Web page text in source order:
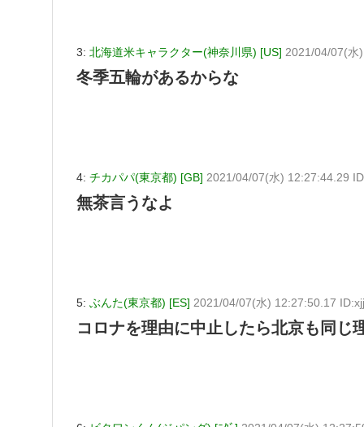
3: 北海道米キャラクター(神奈川県) [US] 2021/04/07(水
冬季五輪があるからな
4: チカパパ(東京都) [GB] 2021/04/07(水) 12:27:44.29
無茶言うなよ
5: ぶんた(東京都) [ES] 2021/04/07(水) 12:27:50.17
コロナを理由に中止したら北京も同じ